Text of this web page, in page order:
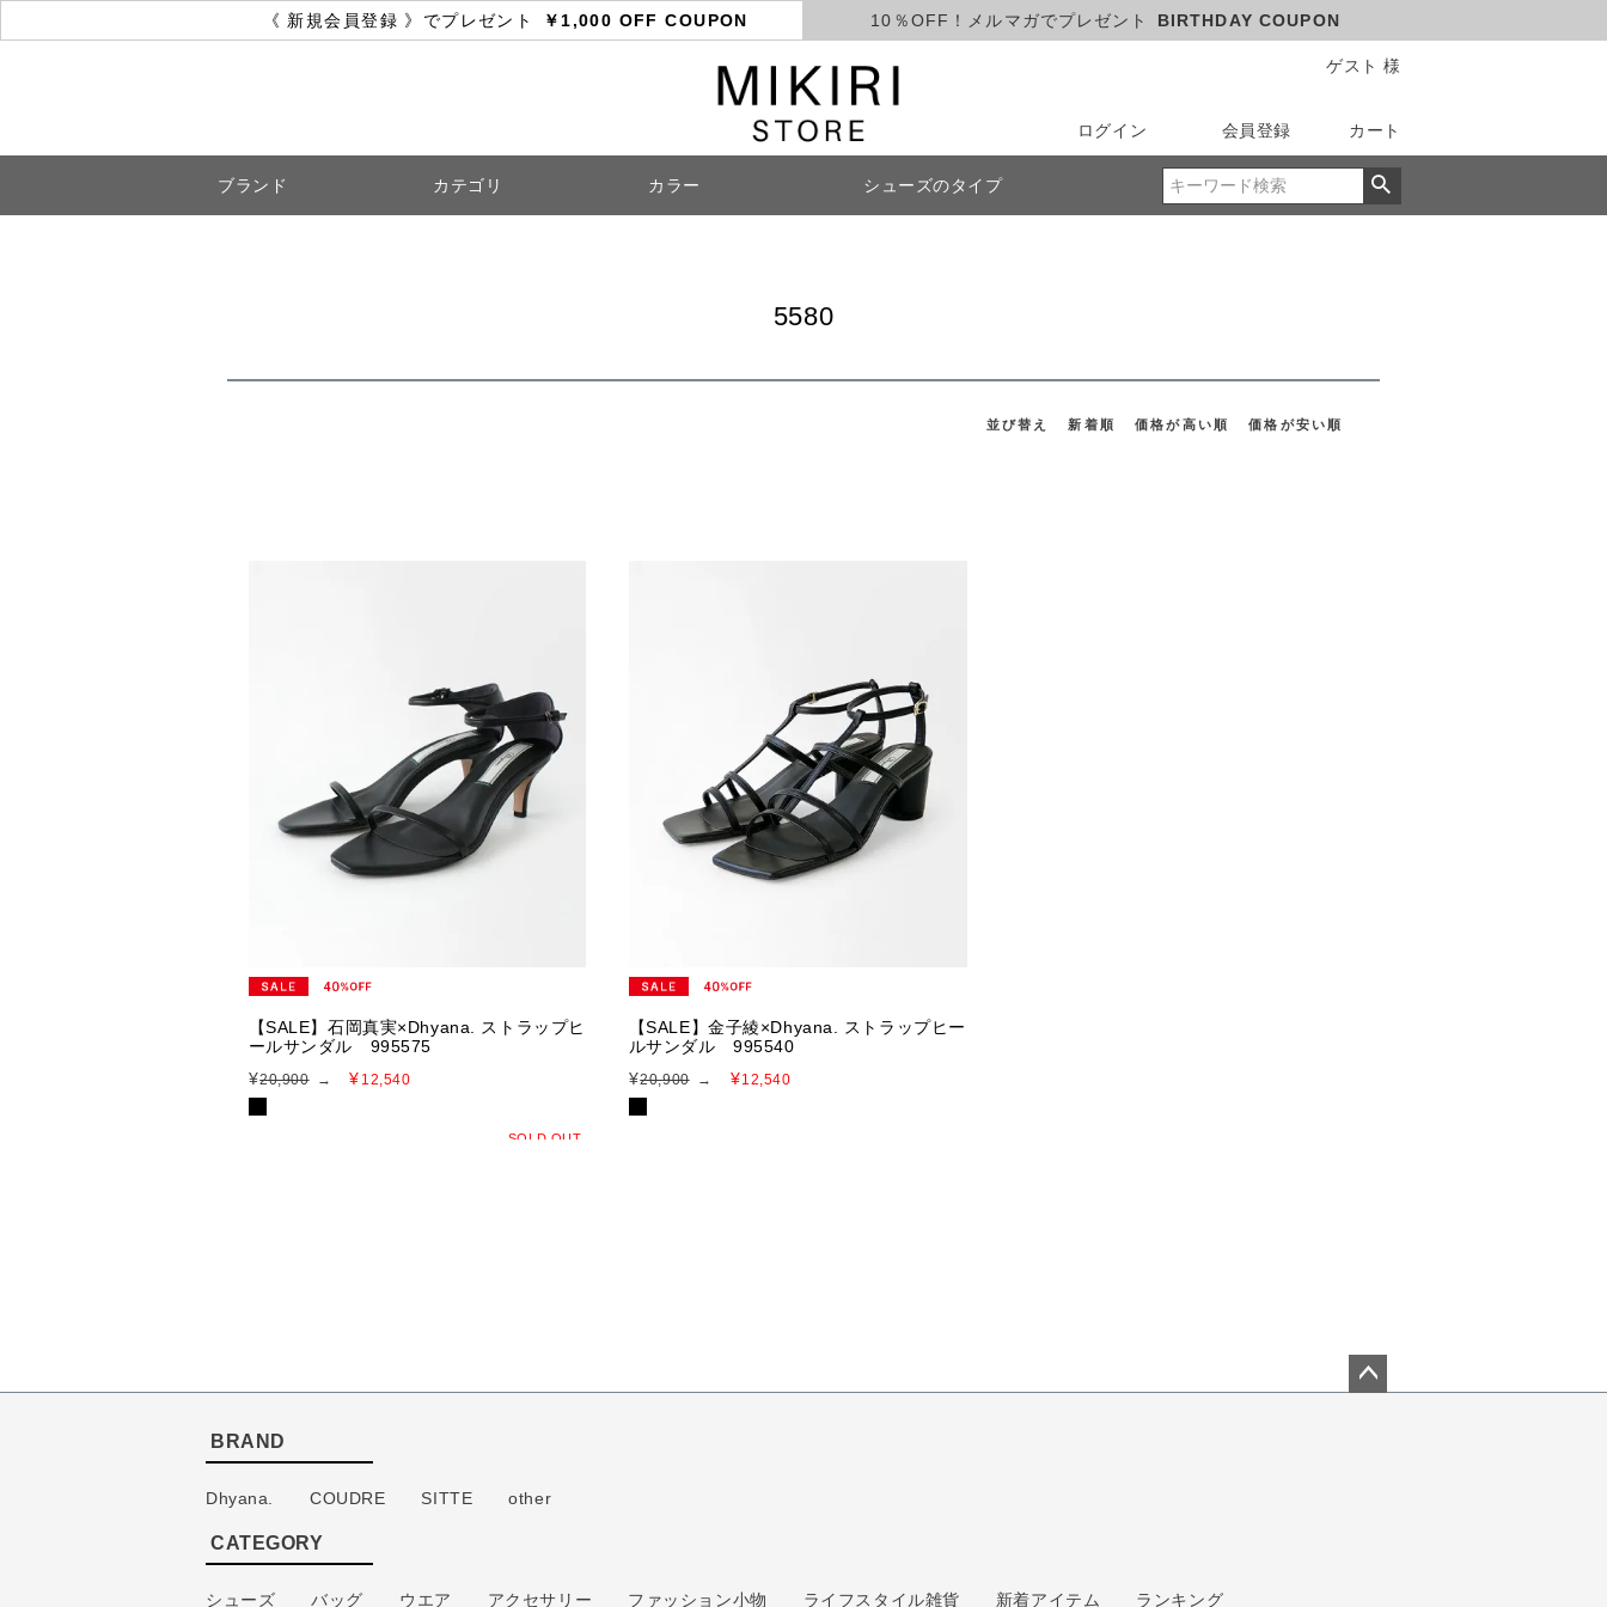
《 新規会員登録 》でプレゼント ￥1,000 OFF COUPON 10％OFF！メルマガでプレゼント BIRTHDAY COUPON
ゲスト 様
会員登録
ログイン カート
ブランド カテゴリ カラー シューズのタイプ
5580
並び替え 新着順 価格が高い順 価格が安い順
【SALE】石岡真実×Dhyana. ストラップヒ
ールサンダル 995575
¥20,900 → ¥ 12,540
SOLD OUT
【SALE】金子綾×Dhyana. ストラップヒー
ルサンダル 995540
¥20,900 → ¥12,540
BRAND
Dhyana. COUDRE SITTE other
CATEGORY
シューズ バッグ ウエア アクセサリー ファッション小物 ライフスタイル雑貨 新着アイテム ランキング